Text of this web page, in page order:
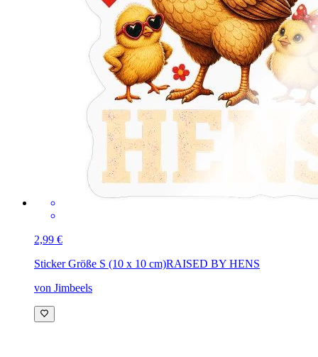
2,99 €
Sticker Größe S (10 x 10 cm)RAISED BY HENS
von Jimbeels